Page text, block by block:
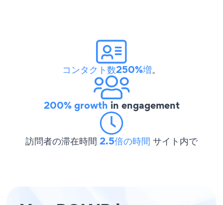
コンタクト数250%増。
200% growth in engagement
訪問者の滞在時間 2.5倍の時間 サイト内で